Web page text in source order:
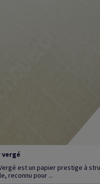
vergé
est un papier prestige à
reconnu pour ...